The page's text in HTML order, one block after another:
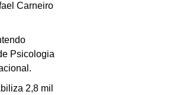
Carneiro
Psicologia
2,8 mil